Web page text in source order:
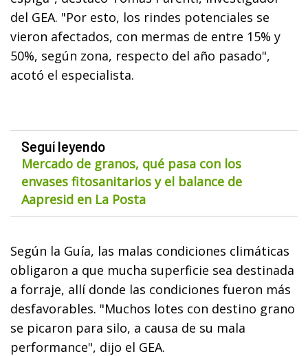
del GEA. "Por esto, los rindes potenciales se
vieron afectados, con mermas de entre 15% y
50%, según zona, respecto del año pasado",
acotó el especialista.
Seguí leyendo
Mercado de granos, qué pasa con los
envases fitosanitarios y el balance de
Aapresid en La Posta
Según la Guía, las malas condiciones climáticas
obligaron a que mucha superficie sea destinada
a forraje, allí donde las condiciones fueron más
desfavorables. "Muchos lotes con destino grano
se picaron para silo, a causa de su mala
performance", dijo el GEA.